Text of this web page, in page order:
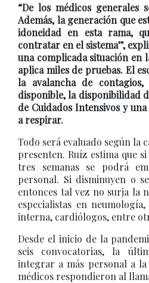
“De los médicos generales
Además, la generación que
idoneidad en esta rama,
contratar en el sistema”,
una complicada situación en
aplica miles de pruebas. El
la avalancha de
disponible, la disponibilidad
de Cuidados Intensivos y
a respirar.
Todo será evaluado según la
presenten. Ruíz estima que
tres semanas se podrá
personal. Si disminuyen o
entonces tal vez no surja la
especialistas en
interna, cardiólogos, entre
Desde el inicio de la
seis convocatorias, la
integrar a más personal a
médicos respondieron al